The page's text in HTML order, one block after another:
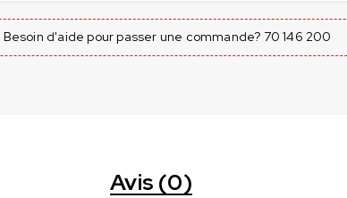
Besoin d'aide pour passer une commande? 70 146 200
Avis (0)